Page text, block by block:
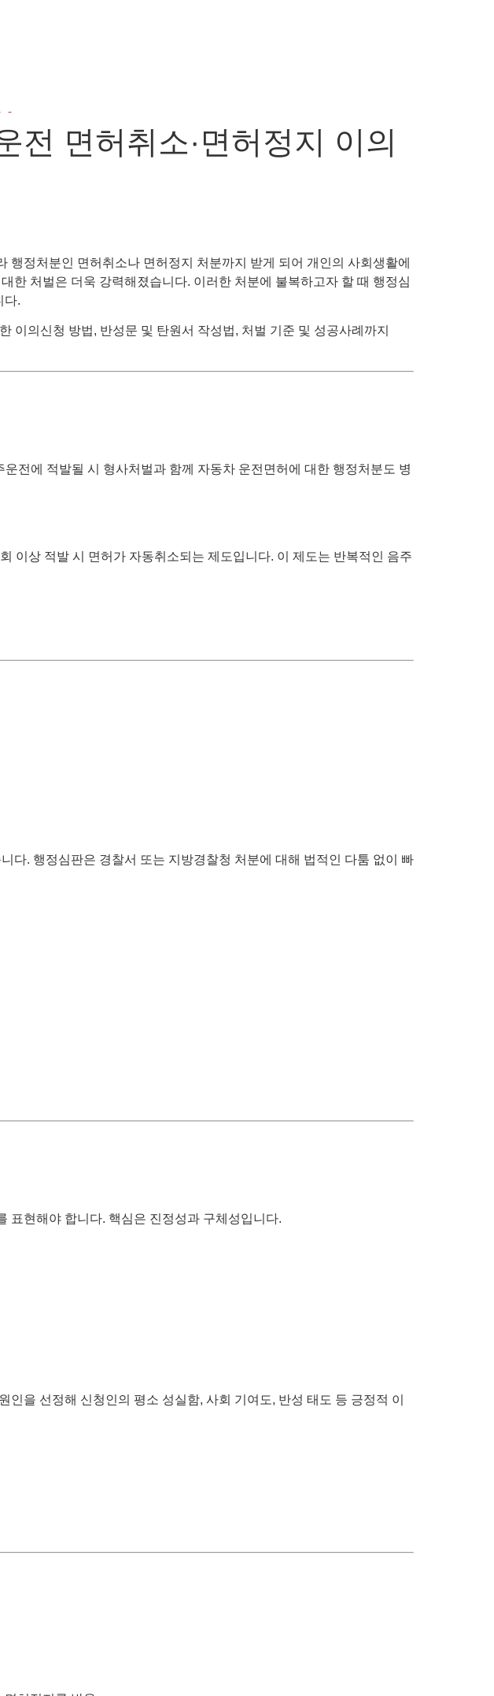
전 면허취소·면허정지 이의
정처분인 면허취소나 면허정지 처분까지 받게 되어 개인의 사회생활에
한 처벌은 더욱 강력해졌습니다. 이러한 처분에 불복하고자 할 때 행정심
다.
이의신청 방법, 반성문 및 탄원서 작성법, 처벌 기준 및 성공사례까지
전에 적발될 시 형사처벌과 함께 자동차 운전면허에 대한 행정처분도 병
이상 적발 시 면허가 자동취소되는 제도입니다. 이 제도는 반복적인 음주
다. 행정심판은 경찰서 또는 지방경찰청 처분에 대해 법적인 다툼 없이 빠
표현해야 합니다. 핵심은 진정성과 구체성입니다.
을 선정해 신청인의 평소 성실함, 사회 기여도, 반성 태도 등 긍정적 이